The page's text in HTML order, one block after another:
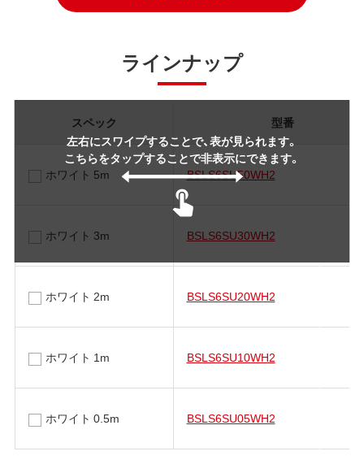
ラインナップ
左右にスワイプすることで、表が見られます。
こちらをタップすることで非表示にできます。
スペック 型番
ホワイト 5m BSLS6SU50WH2
ホワイト 3m BSLS6SU30WH2
ホワイト 2m BSLS6SU20WH2
ホワイト 1m BSLS6SU10WH2
ホワイト 0.5m BSLS6SU05WH2